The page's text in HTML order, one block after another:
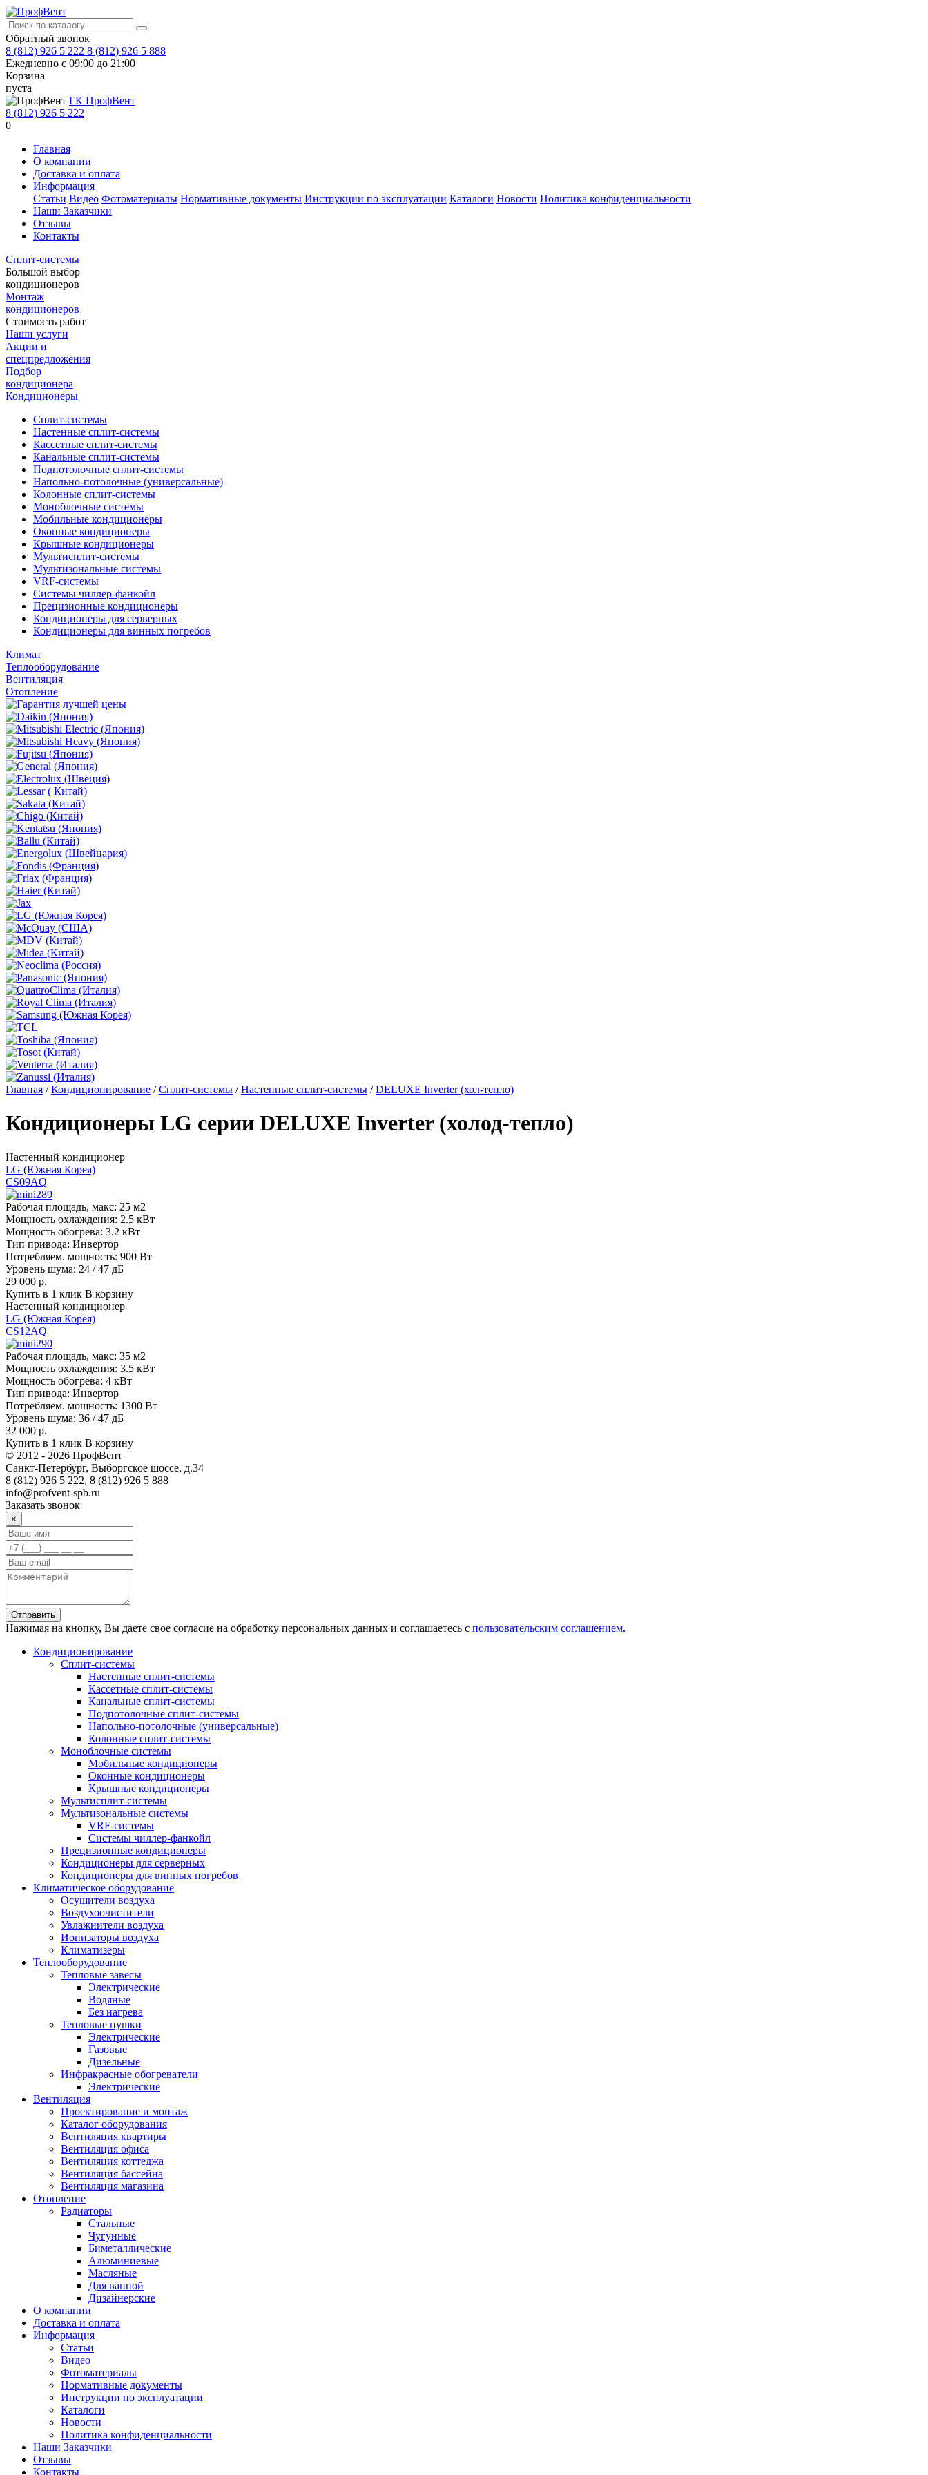
Обратный звонок
8 (812) 926 5 222 8 (812) 926 5 888
Ежедневно с 09:00 до 21:00
Корзина
пуста
ГК ПрофВент
8 (812) 926 5 222
0
Главная
О компании
Доставка и оплата
Информация
Статьи Видео Фотоматериалы Нормативные документы Инструкции по эксплуатации Каталоги Новости Политика конфиденциальности
Наши Заказчики
Отзывы
Контакты
Сплит-системы
Большой выбор
кондиционеров
Монтаж
кондиционеров
Стоимость работ
Наши услуги
Акции и
спецпредложения
Подбор
кондиционера
Кондиционеры
Сплит-системы
Настенные сплит-системы
Кассетные сплит-системы
Канальные сплит-системы
Подпотолочные сплит-системы
Напольно-потолочные (универсальные)
Колонные сплит-системы
Моноблочные системы
Мобильные кондиционеры
Оконные кондиционеры
Крышные кондиционеры
Мультисплит-системы
Мультизональные системы
VRF-системы
Системы чиллер-фанкойл
Прецизионные кондиционеры
Кондиционеры для серверных
Кондиционеры для винных погребов
Климат
Теплооборудование
Вентиляция
Отопление
Главная /Кондиционирование /Сплит-системы /Настенные сплит-системы /DELUXE Inverter (хол-тепло)
Кондиционеры LG серии DELUXE Inverter (холод-тепло)
Настенный кондиционер
LG (Южная Корея)
CS09AQ
Рабочая площадь, макс: 25 м2
Мощность охлаждения: 2.5 кВт
Мощность обогрева: 3.2 кВт
Тип привода: Инвертор
Потребляем. мощность: 900 Вт
Уровень шума: 24 / 47 дБ
29 000 р.
Купить в 1 клик В корзину
Настенный кондиционер
LG (Южная Корея)
CS12AQ
Рабочая площадь, макс: 35 м2
Мощность охлаждения: 3.5 кВт
Мощность обогрева: 4 кВт
Тип привода: Инвертор
Потребляем. мощность: 1300 Вт
Уровень шума: 36 / 47 дБ
32 000 р.
Купить в 1 клик В корзину
© 2012 - 2026 ПрофВент
Санкт-Петербург, Выборгское шоссе, д.34
8 (812) 926 5 222, 8 (812) 926 5 888
info@profvent-spb.ru
Заказать звонок
×
Отправить
Нажимая на кнопку, Вы даете свое согласие на обработку персональных данных и соглашаетесь с пользовательским соглашением.
Кондиционирование
Сплит-системы
Настенные сплит-системы
Кассетные сплит-системы
Канальные сплит-системы
Подпотолочные сплит-системы
Напольно-потолочные (универсальные)
Колонные сплит-системы
Моноблочные системы
Мобильные кондиционеры
Оконные кондиционеры
Крышные кондиционеры
Мультисплит-системы
Мультизональные системы
VRF-системы
Системы чиллер-фанкойл
Прецизионные кондиционеры
Кондиционеры для серверных
Кондиционеры для винных погребов
Климатическое оборудование
Осушители воздуха
Воздухоочистители
Увлажнители воздуха
Ионизаторы воздуха
Климатизеры
Теплооборудование
Тепловые завесы
Электрические
Водяные
Без нагрева
Тепловые пушки
Электрические
Газовые
Дизельные
Инфракрасные обогреватели
Электрические
Вентиляция
Проектирование и монтаж
Каталог оборудования
Вентиляция квартиры
Вентиляция офиса
Вентиляция коттеджа
Вентиляция бассейна
Вентиляция магазина
Отопление
Радиаторы
Стальные
Чугунные
Биметаллические
Алюминиевые
Масляные
Для ванной
Дизайнерские
О компании
Доставка и оплата
Информация
Статьи
Видео
Фотоматериалы
Нормативные документы
Инструкции по эксплуатации
Каталоги
Новости
Политика конфиденциальности
Наши Заказчики
Отзывы
Контакты